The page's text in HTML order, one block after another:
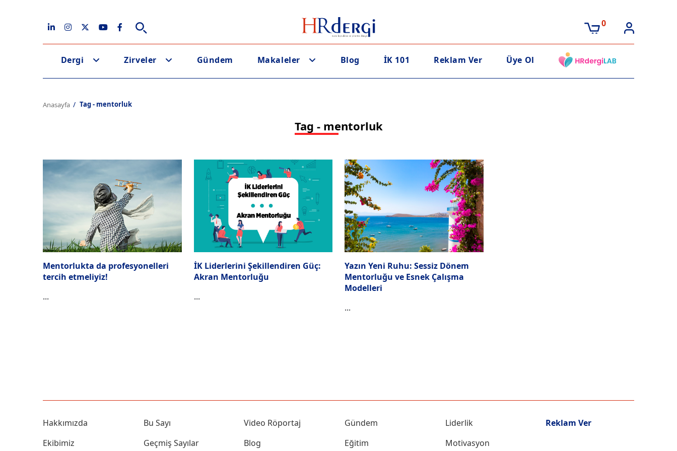
0
Dergi Zirveler Gündem Makaleler Blog İK 101 Reklam Ver Üye Ol
Anasayfa Tag - mentorluk
Tag - mentorluk
Mentorlukta da profesyonelleri
tercih etmeliyiz!
...
İK Liderlerini Şekillendiren Güç:
Akran Mentorluğu
...
Yazın Yeni Ruhu: Sessiz Dönem
Mentorluğu ve Esnek Çalışma
Modelleri
...
Hakkımızda
Ekibimiz
Bu Sayı
Geçmiş Sayılar
Video Röportaj
Blog
Gündem
Eğitim
Liderlik
Motivasyon
Reklam Ver